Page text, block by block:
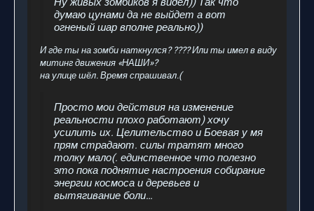
думаю цунами да не выйдет а вот
огненый шар вполне реально))
И где ты на зомби наткнулся? ???? Или ты имел в виду
митинг движения «НАШИ»?
на улице шёл. Время спрашивал.(
Просто мои действия на изменение
реальности плохо работают) хочу
усилить их. Целительство и Боевая у мя
прям страдают. силы тратят много
толку мало(. единственное что полезно
это пока поднятие настроения собирание
энергии космоса и деревьев и
вытягивание боли…